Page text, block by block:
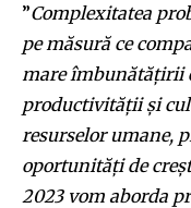
”Complexitatea
pe măsură ce
mare îmbunătățirii
productivității și
resurselor umane,
oportunități de
2023 vom aborda